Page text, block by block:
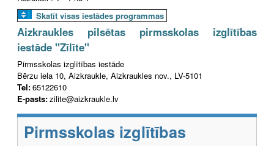
Skatīt visas iestādes programmas
Aizkraukles pilsētas pirmsskolas izglītības
iestāde "Zīlīte"
Pirmsskolas izglītības iestāde
Bērzu iela 10, Aizkraukle, Aizkraukles nov., LV-5101
Tel:65122610
E-pasts:zilite@aizkraukle.lv
Pirmsskolas izglītības